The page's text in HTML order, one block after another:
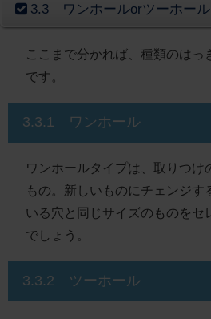
3.3 ワンホールorツーホール
ここまで分かれば、種類のはっ
です。
3.3.1 ワンホール
ワンホールタイプは、取りつけ
もの。新しいものにチェンジす
いる穴と同じサイズのものをセ
でしょう。
3.3.2 ツーホール